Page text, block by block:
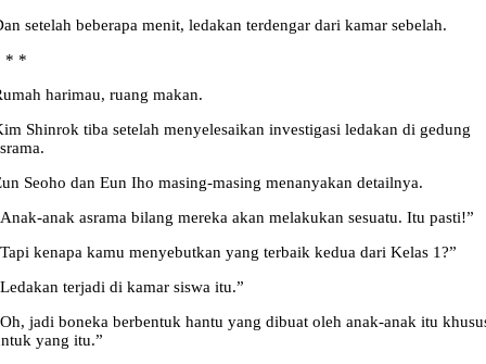
setelah beberapa menit, ledakan terdengar dari kamar sebelah.
* *
harimau, ruang makan.
Shinrok tiba setelah menyelesaikan investigasi ledakan di gedung
Seoho dan Eun Iho masing-masing menanyakan detailnya.
anak asrama bilang mereka akan melakukan sesuatu. Itu pasti!”
kenapa kamu menyebutkan yang terbaik kedua dari Kelas 1?”
terjadi di kamar siswa itu.”
jadi boneka berbentuk hantu yang dibuat oleh anak-anak itu
yang itu.”